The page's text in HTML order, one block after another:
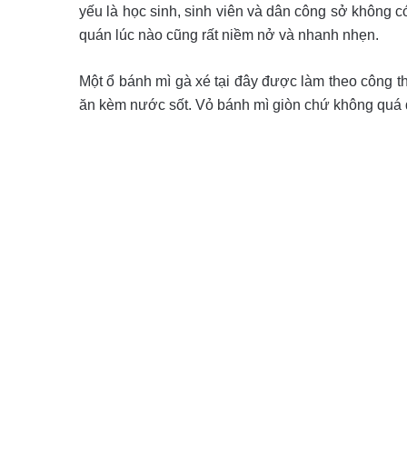
yếu là học sinh, sinh viên và dân công sở không
quán lúc nào cũng rất niềm nở và nhanh nhẹn.
Một ổ bánh mì gà xé tại đây được làm theo công
ăn kèm nước sốt. Vỏ bánh mì giòn chứ không